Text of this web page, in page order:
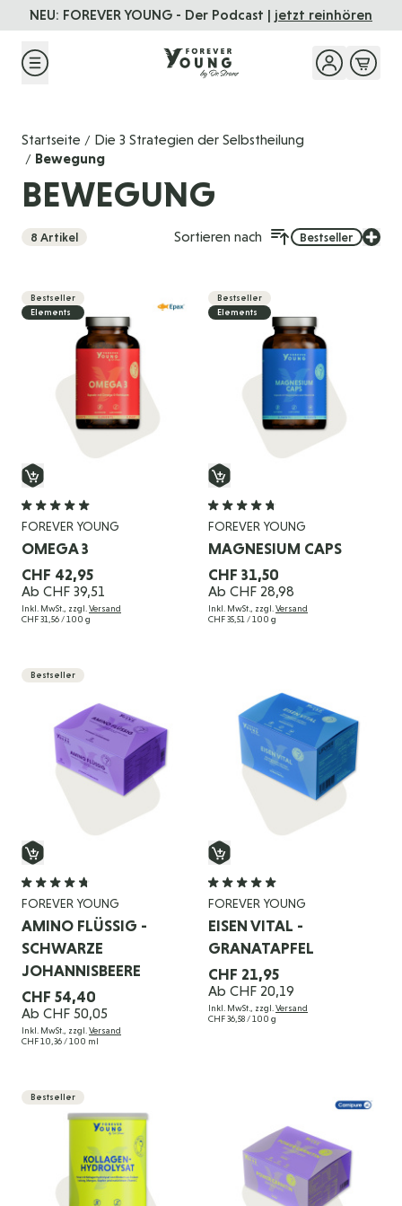
Direkt zum Inhalt
NEU: FOREVER YOUNG - Der Podcast | jetzt reinhören
Startseite / Die 3 Strategien der Selbstheilung
/ Bewegung
BEWEGUNG
8 Artikel Sortieren nach Bestseller
FOREVER YOUNG
OMEGA 3
CHF 42,95
Ab CHF 39,51
Inkl. MwSt., zzgl. Versand
CHF 31,56 / 100 g
Bestseller
Elements
FOREVER YOUNG
MAGNESIUM CAPS
CHF 31,50
Ab CHF 28,98
Inkl. MwSt., zzgl. Versand
CHF 35,51 / 100 g
Bestseller
Elements
FOREVER YOUNG
AMINO FLÜSSIG -
SCHWARZE
JOHANNISBEERE
CHF 54,40
Ab CHF 50,05
Inkl. MwSt., zzgl. Versand
CHF 10,36 / 100 ml
Bestseller
FOREVER YOUNG
EISEN VITAL -
GRANATAPFEL
CHF 21,95
Ab CHF 20,19
Inkl. MwSt., zzgl. Versand
CHF 36,58 / 100 g
Bestseller